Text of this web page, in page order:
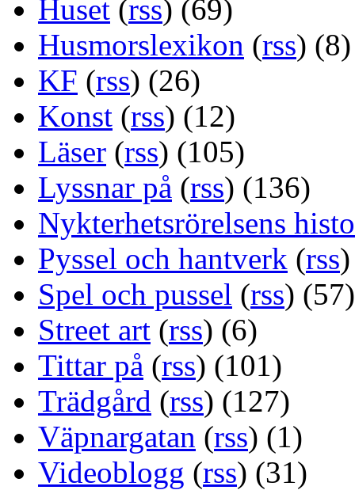
Huset (rss) (69)
Husmorslexikon (rss) (8)
KF (rss) (26)
Konst (rss) (12)
Läser (rss) (105)
Lyssnar på (rss) (136)
Nykterhetsrörelsens
Pyssel och hantverk (rss
Spel och pussel (rss) (57)
Street art (rss) (6)
Tittar på (rss) (101)
Trädgård (rss) (127)
Väpnargatan (rss) (1)
Videoblogg (rss) (31)